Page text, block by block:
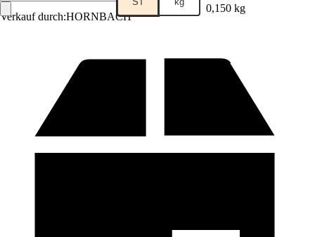
Verkauf durch:HORNBACH
0,150 kg